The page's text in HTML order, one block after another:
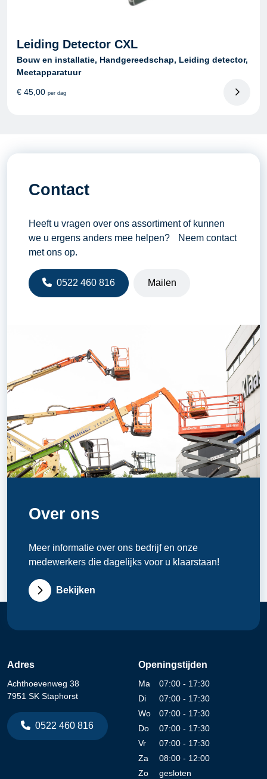
Leiding Detector CXL
Bouw en installatie, Handgereedschap, Leiding detector,
Meetapparatuur
€ 45,00 per dag
Contact
Heeft u vragen over ons assortiment of kunnen
we u ergens anders mee helpen? Neem contact
met ons op.
0522 460 816 Mailen
Over ons
Meer informatie over ons bedrijf en onze
medewerkers die dagelijks voor u klaarstaan!
Bekijken
Adres
Achthoevenweg 38
7951 SK Staphorst
0522 460 816
Openingstijden
Ma
07:00 - 17:30
Di
07:00 - 17:30
Wo
07:00 - 17:30
Do
07:00 - 17:30
Vr
07:00 - 17:30
Za
08:00 - 12:00
Zo
gesloten